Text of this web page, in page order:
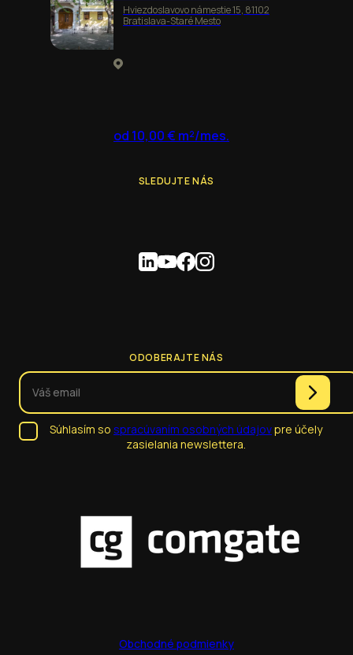
Hviezdoslavovo námestie 15, 81102
Bratislava-Staré Mesto
od 10,00 € m²/mes.
SLEDUJTE NÁS
ODOBERAJTE NÁS
Súhlasím so spracúvaním osobných údajovpre účely
zasielania newslettera.
Obchodné podmienky